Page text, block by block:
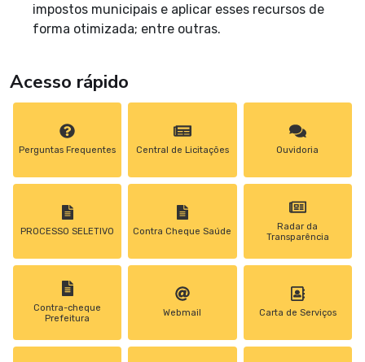
impostos municipais e aplicar esses recursos de
forma otimizada; entre outras.
Acesso rápido
Perguntas Frequentes Central de Licitações Ouvidoria
PROCESSO SELETIVO Contra Cheque Saúde
Radar da
Transparência
Contra-cheque
Prefeitura
Webmail Carta de Serviços